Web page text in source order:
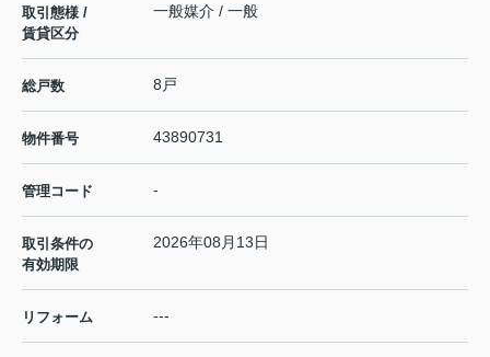
取引態様 /
賃貸区分
一般媒介 / 一般
総戸数 8戸
物件番号 43890731
管理コード -
取引条件の
有効期限
2026年08月13日
リフォーム ---